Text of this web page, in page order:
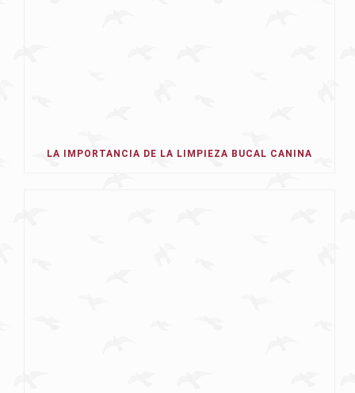
LA IMPORTANCIA DE LA LIMPIEZA BUCAL CANINA